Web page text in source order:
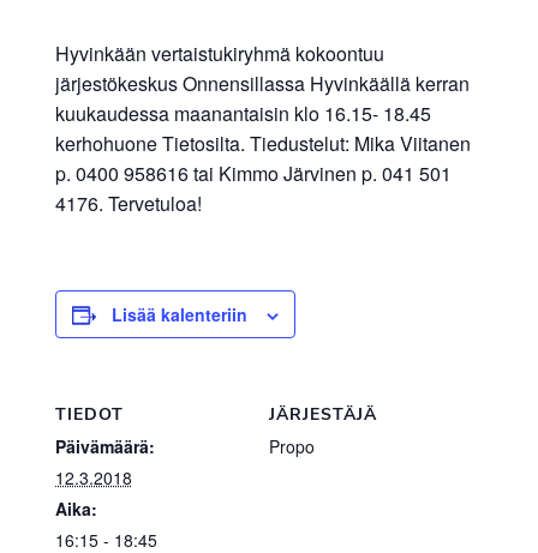
Hyvinkään vertaistukiryhmä kokoontuu
järjestökeskus Onnensillassa Hyvinkäällä kerran
kuukaudessa maanantaisin klo 16.15- 18.45
kerhohuone Tietosilta. Tiedustelut: Mika Viitanen
p. 0400 958616 tai Kimmo Järvinen p. 041 501
4176. Tervetuloa!
Lisää kalenteriin
TIEDOT
Päivämäärä:
12.3.2018
Aika:
16:15 - 18:45
JÄRJESTÄJÄ
Propo